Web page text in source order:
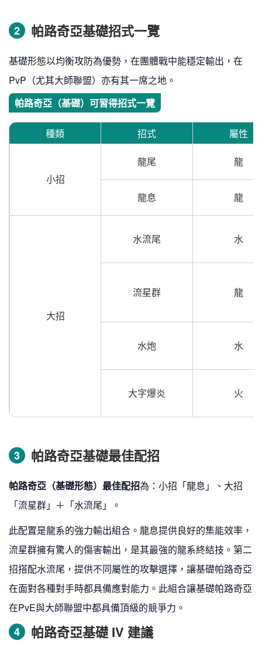
2 帕路奇亞基礎招式一覽
基礎形態以均衡攻防為優勢，在團體戰中能穩定輸出，在
PvP（尤其大師聯盟）亦有其一席之地。
帕路奇亞（基礎）可習得招式一覽
種類 招式 屬性
小招
龍尾 龍
龍息 龍
大招
水流尾 水
流星群 龍
水炮 水
大字爆炎 火
3 帕路奇亞基礎最佳配招
帕路奇亞（基礎形態）最佳配招為：小招「龍息」、大招
「流星群」＋「水流尾」。
此配置是龍系的強力輸出組合。龍息提供良好的集能效率，
流星群擁有驚人的傷害輸出，是其最強的龍系終結技。第二
招搭配水流尾，提供不同屬性的攻擊選擇，讓基礎帕路奇亞
在面對各種對手時都具備應對能力。此組合讓基礎帕路奇亞
在PvE與大師聯盟中都具備頂級的競爭力。
4 帕路奇亞基礎 IV 建議